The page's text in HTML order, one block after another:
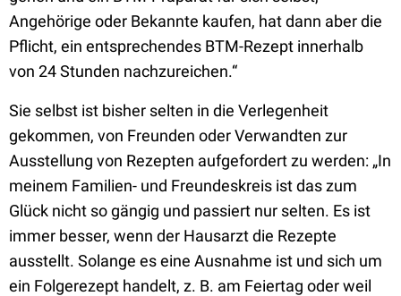
Angehörige oder Bekannte kaufen, hat dann aber die
Pflicht, ein entsprechendes BTM-Rezept innerhalb
von 24 Stunden nachzureichen.“
Sie selbst ist bisher selten in die Verlegenheit
gekommen, von Freunden oder Verwandten zur
Ausstellung von Rezepten aufgefordert zu werden: „In
meinem Familien- und Freundeskreis ist das zum
Glück nicht so gängig und passiert nur selten. Es ist
immer besser, wenn der Hausarzt die Rezepte
ausstellt. Solange es eine Ausnahme ist und sich um
ein Folgerezept handelt, z. B. am Feiertag oder weil